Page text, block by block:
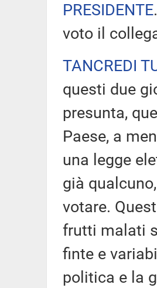
PRESIDENTE
voto il
TANCREDI
questi due
presunta,
Paese, a
una legge
già
votare.
frutti malati
finte e
politica e la